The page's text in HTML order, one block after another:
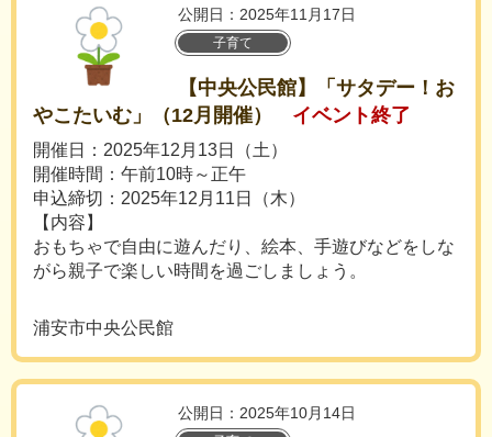
公開日：2025年11月17日
子育て
【中央公民館】「サタデー！お
やこたいむ」（12月開催）
イベント終了
開催日：2025年12月13日（土）
開催時間：午前10時～正午
申込締切：2025年12月11日（木）
【内容】
おもちゃで自由に遊んだり、絵本、手遊びなどをしな
がら親子で楽しい時間を過ごしましょう。
浦安市中央公民館
公開日：2025年10月14日